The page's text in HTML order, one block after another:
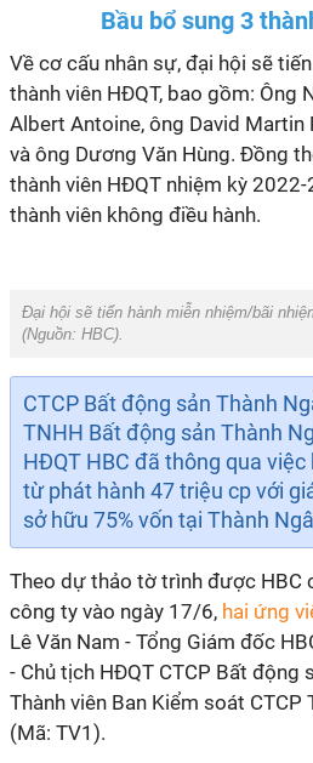
Bầu bổ sung 3
Về cơ cấu nhân sự, đại hội sẽ
thành viên HĐQT, bao gồm: Ông
Albert Antoine, ông David Martin
và ông Dương Văn Hùng. Đồng
thành viên HĐQT nhiệm kỳ
thành viên không điều hành.
Đại hội sẽ tiến hành miễn nhiệm/bãi
(Nguồn: HBC).
CTCP Bất động sản Thành
TNHH Bất động sản Thành
HĐQT HBC đã thông qua
từ phát hành 47 triệu cp với
sở hữu 75% vốn tại Thành
Theo dự thảo tờ trình được HBC
công ty vào ngày 17/6, hai ứng
Lê Văn Nam - Tổng Giám đốc
- Chủ tịch HĐQT CTCP Bất động
Thành viên Ban Kiểm soát CTCP
(Mã: TV1).